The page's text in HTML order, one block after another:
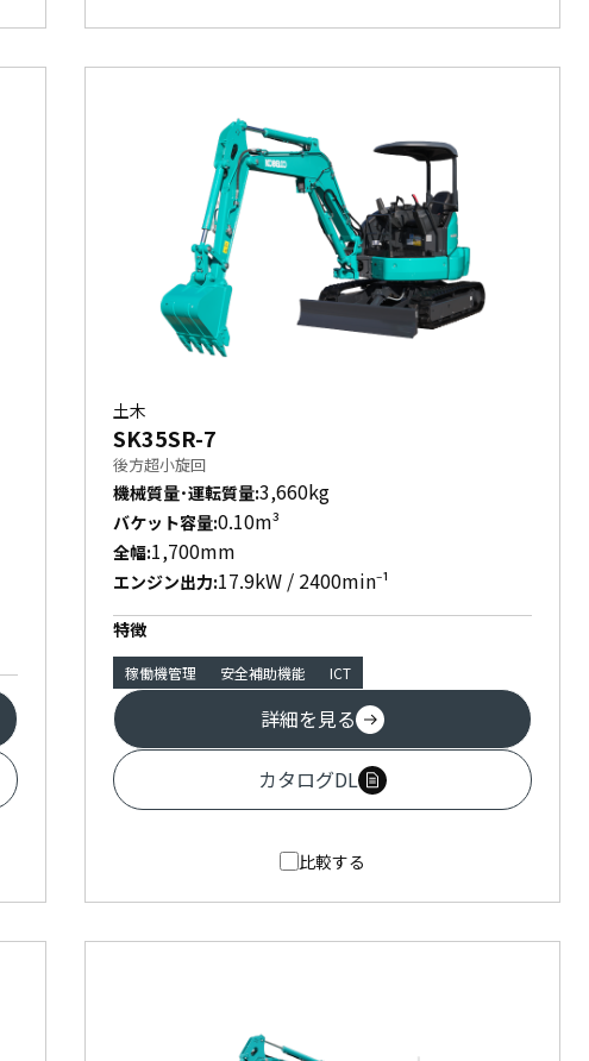
土木
SK35SR-7
後方超小旋回
機械質量･運転質量:3,660kg
バケット容量:0.10m³
全幅:1,700mm
エンジン出力:17.9kW / 2400min⁻¹
特徴
稼働機管理 安全補助機能 ICT
詳細を見る
カタログDL
比較する